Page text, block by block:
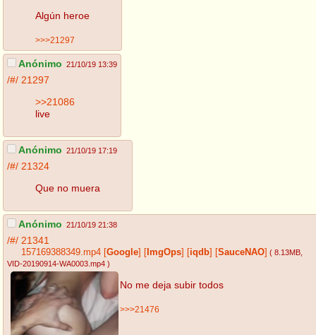
Algún heroe
>>>21297
Anónimo 21/10/19 13:39
/#/ 21297
>>21086
live
Anónimo 21/10/19 17:19
/#/ 21324
Que no muera
Anónimo 21/10/19 21:38
/#/ 21341
157169388349.mp4 Google ImgOps iqdb SauceNAO ( 8.13MB,
VID-20190914-WA0003.mp4 )
No me deja subir todos
>>>21476